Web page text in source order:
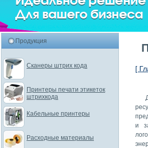
[
и
Продукция
Сканеры штрих кода
Принтеры печати этикеток
штрихкода
Кабельные принтеры
Расходные материалы